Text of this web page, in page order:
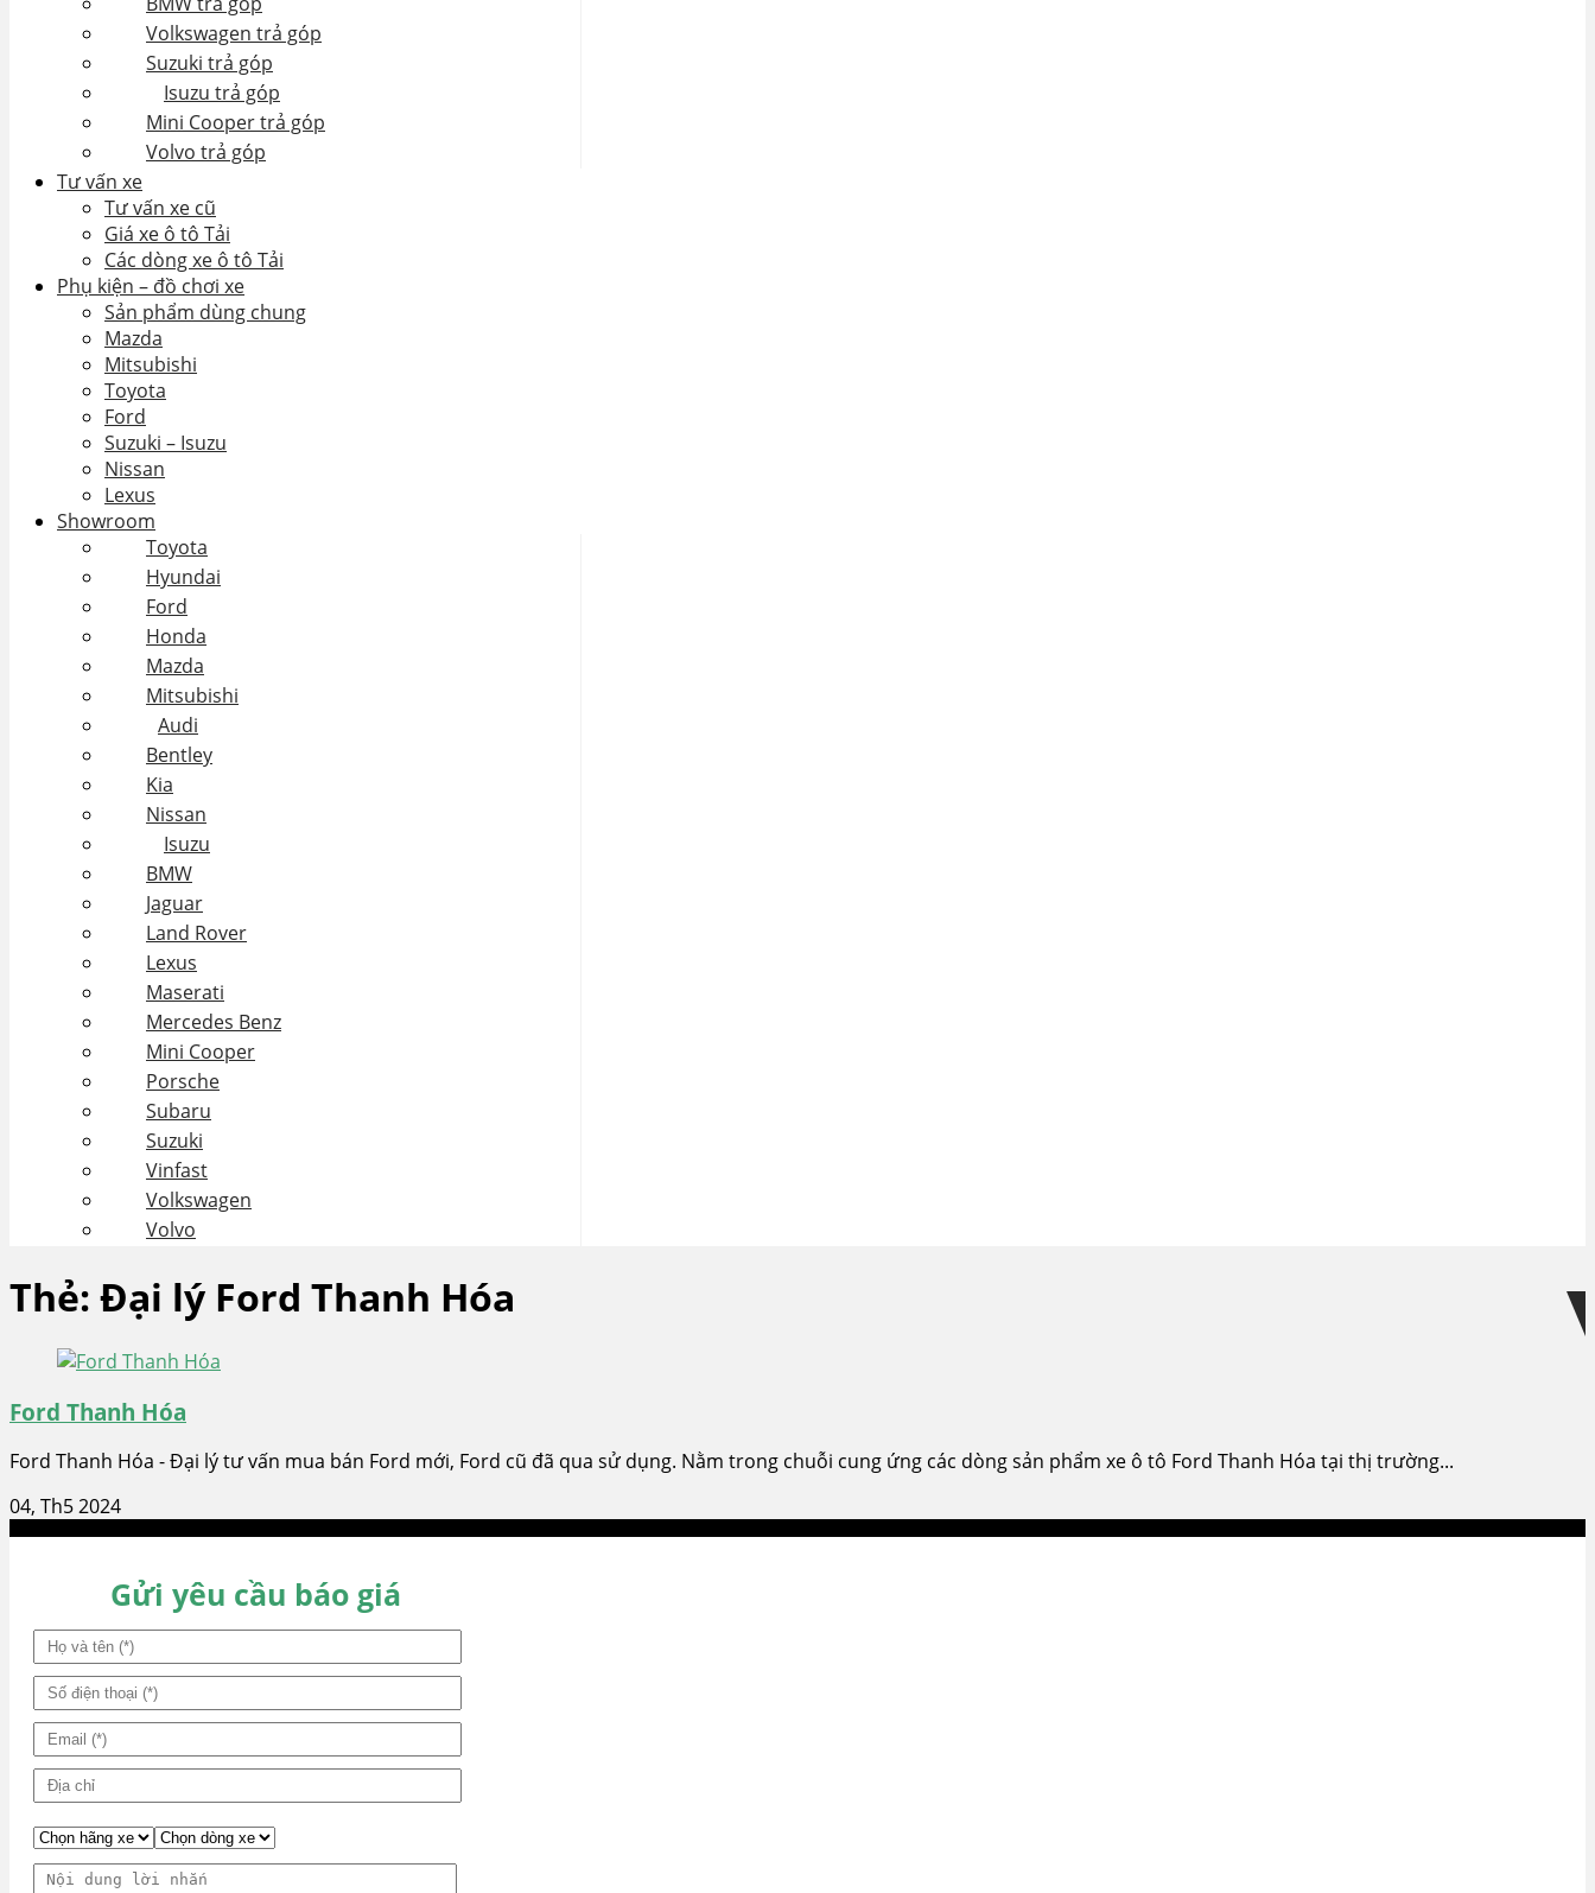
Volkswagen trả góp
Suzuki trả góp
Isuzu trả góp
Mini Cooper trả góp
Volvo trả góp
Tư vấn xe
Tư vấn xe cũ
Giá xe ô tô Tải
Các dòng xe ô tô Tải
Phụ kiện – đồ chơi xe
Sản phẩm dùng chung
Mazda
Mitsubishi
Toyota
Ford
Suzuki – Isuzu
Nissan
Lexus
Showroom
Toyota
Hyundai
Ford
Honda
Mazda
Mitsubishi
Audi
Bentley
Kia
Nissan
Isuzu
BMW
Jaguar
Land Rover
Lexus
Maserati
Mercedes Benz
Mini Cooper
Porsche
Subaru
Suzuki
Vinfast
Volkswagen
Volvo
Thẻ: Đại lý Ford Thanh Hóa
Ford Thanh Hóa
Ford Thanh Hóa - Đại lý tư vấn mua bán Ford mới, Ford cũ đã qua sử dụng. Nằm trong chuỗi cung ứng các dòng sản phẩm xe ô tô Ford Thanh Hóa tại thị trường...
04, Th5 2024
Gửi yêu cầu báo giá